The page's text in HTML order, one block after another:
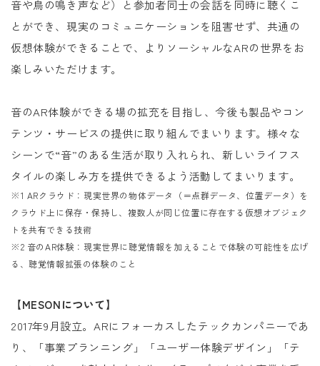
音や鳥の鳴き声など）と参加者同士の会話を同時に聴くこ
とができ、現実のコミュニケーションを阻害せず、共通の
仮想体験ができることで、よりソーシャルなARの世界をお
楽しみいただけます。
音のAR体験ができる場の拡充を目指し、今後も製品やコン
テンツ・サービスの提供に取り組んでまいります。様々な
シーンで“音”のある生活が取り入れられ、新しいライフス
タイルの楽しみ方を提供できるよう活動してまいります。
※1 ARクラウド：現実世界の物体データ（＝点群データ、位置データ）を
クラウド上に保存・保持し、複数人が同じ位置に存在する仮想オブジェク
トを共有できる技術
※2 音のAR体験：現実世界に聴覚情報を加えることで体験の可能性を広げ
る、聴覚情報拡張の体験のこと
【MESONについて】
2017年9月設立。ARにフォーカスしたテックカンパニーであ
り、「事業プランニング」「ユーザー体験デザイン」「テ